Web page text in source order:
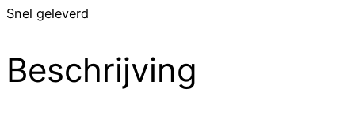
Snel geleverd
Beschrijving